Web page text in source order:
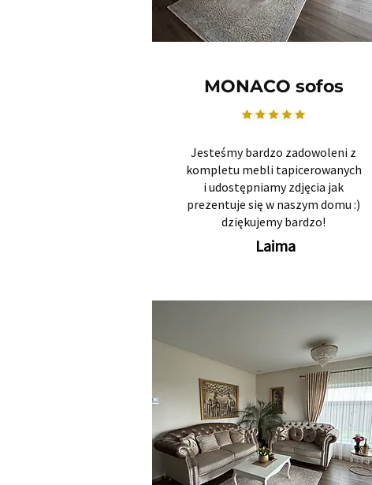
MONACO sofos
Jesteśmy bardzo zadowoleni z
kompletu mebli tapicerowanych
i udostępniamy zdjęcia jak
prezentuje się w naszym domu :)
dziękujemy bardzo!
Laima